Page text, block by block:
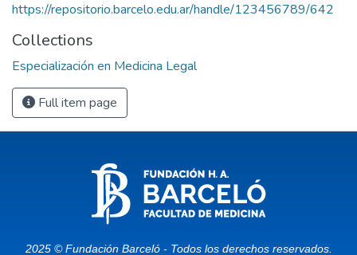
https://repositorio.barcelo.edu.ar/handle/123456789/642
Collections
Especialización en Medicina Legal
Full item page
2025 © Fundación Barceló - Todos los derechos reservados.